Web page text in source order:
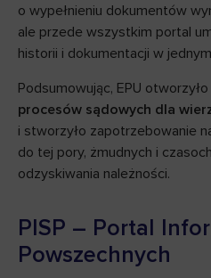
o wypełnieniu dokumentów
ale przede wszystkim portal
historii i dokumentacji w
Podsumowując, EPU
procesów sądowych dla
i stworzyło zapotrzebowanie
do tej pory, żmudnych i
odzyskiwania należności.
PISP – Portal
Powszechnych